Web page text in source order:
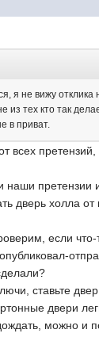
я не вижу отклика
из тех кто так
в приват.
претензий,
претензии
дверь холла от
если
ставьте
двери
можно и